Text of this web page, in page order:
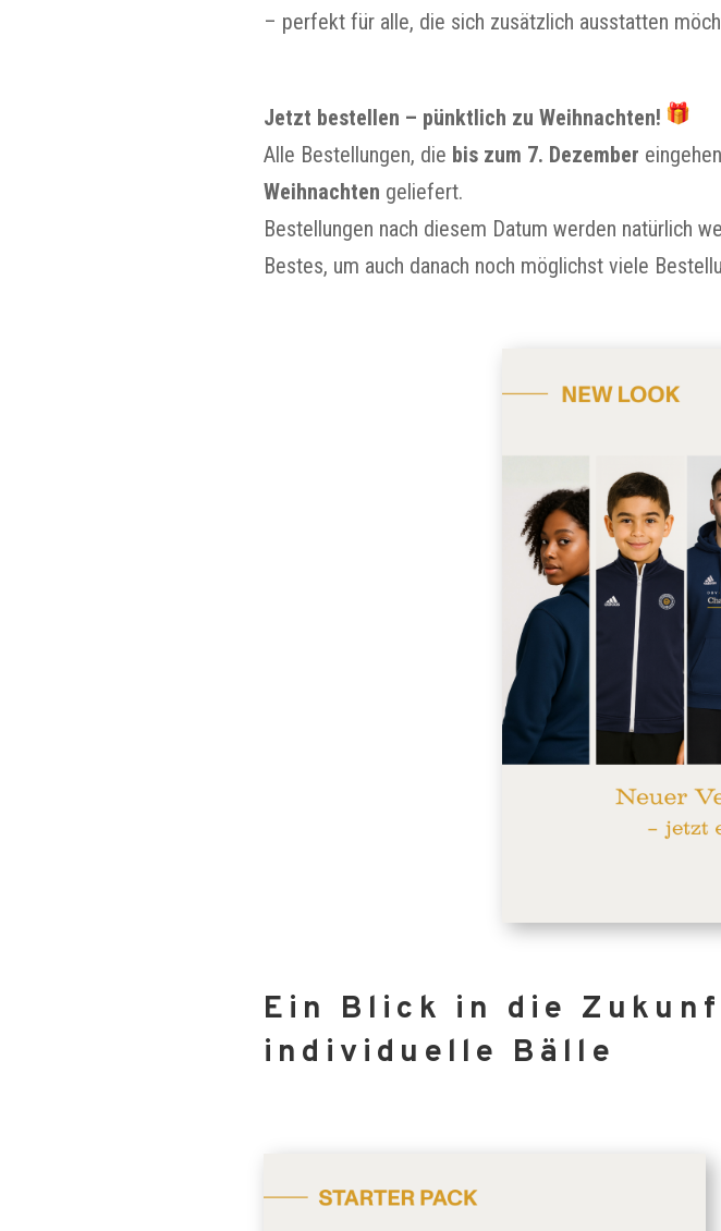
– perfekt für alle, die sich zusätzlich ausstatten
Jetzt bestellen – pünktlich zu Weihnachten!
Alle Bestellungen, die bis zum 7. Dezember
Weihnachten geliefert.
Bestellungen nach diesem Datum werden natürlich
Bestes, um auch danach noch möglichst viele
Ein Blick in die
individuelle Bälle